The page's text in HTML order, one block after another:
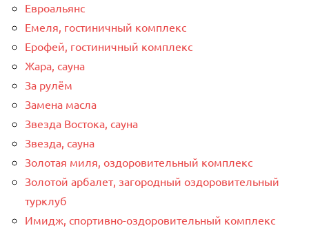
Евроальянс
Емеля, гостиничный комплекс
Ерофей, гостиничный комплекс
Жара, сауна
За рулём
Замена масла
Звезда Востока, сауна
Звезда, сауна
Золотая миля, оздоровительный комплекс
Золотой арбалет, загородный оздоровительный
турклуб
Имидж, спортивно-оздоровительный комплекс